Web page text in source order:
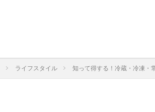
ライフスタイル 知って得する！冷蔵・冷凍・